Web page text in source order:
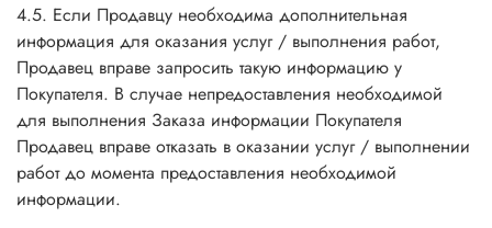
4.5. Если Продавцу необходима дополнительная
информация для оказания услуг / выполнения работ,
Продавец вправе запросить такую информацию у
Покупателя. В случае непредоставления необходимой
для выполнения Заказа информации Покупателя
Продавец вправе отказать в оказании услуг / выполнении
работ до момента предоставления необходимой
информации.